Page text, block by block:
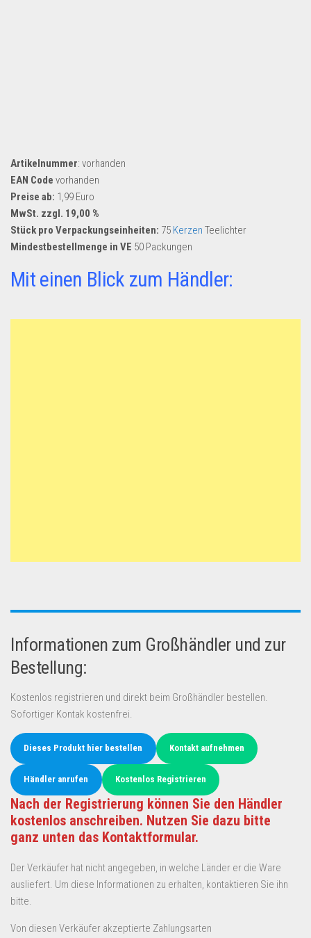
Aldi
Lidl
Kostenlos verkaufen
Anmelden
Artikelnummer: vorhanden
EAN Code vorhanden
Preise ab: 1,99 Euro
MwSt. zzgl. 19,00 %
Stück pro Verpackungseinheiten: 75 Kerzen Teelichter
Mindestbestellmenge in VE 50 Packungen
Mit einen Blick zum Händler:
Informationen zum Großhändler und zur
Bestellung:
Kostenlos registrieren und direkt beim Großhändler bestellen.
Sofortiger Kontak kostenfrei.
Dieses Produkt hier bestellen Kontakt aufnehmen
Händler anrufen Kostenlos Registrieren
Nach der Registrierung können Sie den Händler
kostenlos anschreiben. Nutzen Sie dazu bitte
ganz unten das Kontaktformular.
Der Verkäufer hat nicht angegeben, in welche Länder er die Ware
ausliefert. Um diese Informationen zu erhalten, kontaktieren Sie ihn
bitte.
Von diesen Verkäufer akzeptierte Zahlungsarten